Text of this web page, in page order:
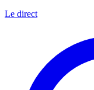
Le direct